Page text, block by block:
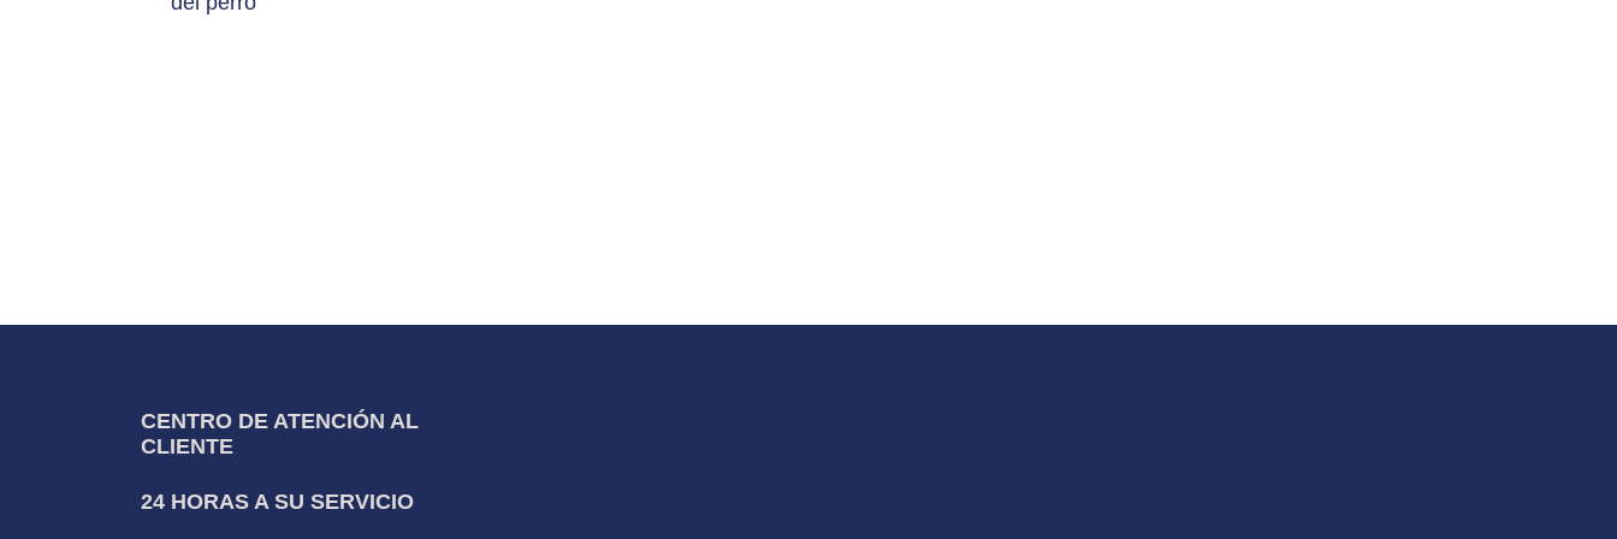
CENTRO DE ATENCIÓN AL
CLIENTE
24 HORAS A SU SERVICIO